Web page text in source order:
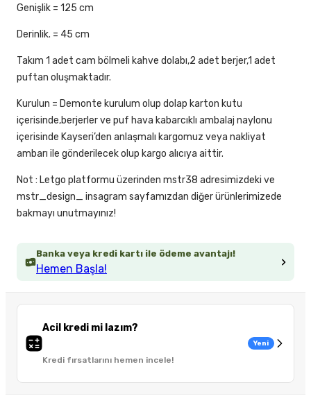
Banka veya kredi kartı ile ödeme avantajı!
Hemen Başla!
Acil kredi mi lazım?
Kredi fırsatlarını hemen incele!
Yeni
Genişlik = 125 cm
Derinlik. = 45 cm
Takım 1 adet cam bölmeli kahve dolabı,2 adet berjer,1 adet
puftan oluşmaktadır.
Kurulun = Demonte kurulum olup dolap karton kutu
içerisinde,berjerler ve puf hava kabarcıklı ambalaj naylonu
içerisinde Kayseri’den anlaşmalı kargomuz veya nakliyat
ambarı ile gönderilecek olup kargo alıcıya aittir.
Not : Letgo platformu üzerinden mstr38 adresimizdeki ve
mstr_design_ insagram sayfamızdan diğer ürünlerimizede
bakmayı unutmayınız!